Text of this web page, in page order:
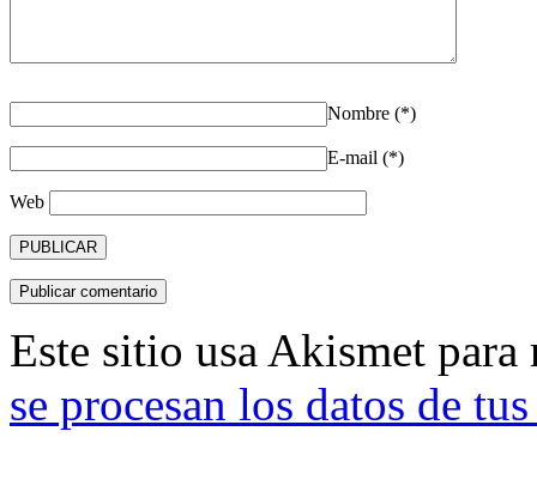
Nombre (*)
E-mail (*)
Web
Este sitio usa Akismet
se procesan los datos de